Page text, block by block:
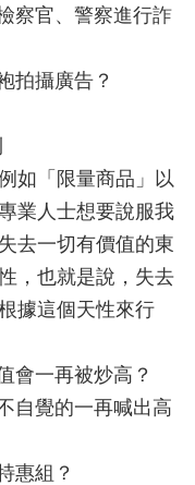
察官、警察進行詐
拍攝廣告？
如「限量商品」以
業人士想要說服我
去一切有價值的東
，也就是說，失去
據這個天性來行
會一再被炒高？
自覺的一再喊出高
惠組？